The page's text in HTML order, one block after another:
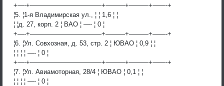
+—-+———————————+———+———+——-+
¦5. ¦1-я Владимирская ул., ¦ ¦ 1,6 ¦ ¦
¦ ¦д. 27, корп. 2 ¦ ВАО ¦ —- ¦ 0 ¦
+—-+———————————+———+———+——-+
¦6. ¦Ул. Совхозная, д. 53, стр. 2 ¦ ЮВАО ¦ 0,9 ¦ ¦
¦ ¦ ¦ ¦ —- ¦ 0 ¦
+—-+———————————+———+———+——-+
¦7. ¦Ул. Авиамоторная, 28/4 ¦ ЮВАО ¦ 0,1 ¦ ¦
¦ ¦ ¦ ¦ —- ¦ 0 ¦